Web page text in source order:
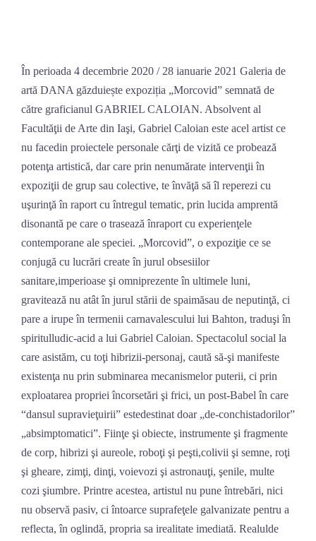
În perioada 4 decembrie 2020 / 28 ianuarie 2021 Galeria de
artă DANA găzduiește expoziția „Morcovid” semnată de
către graficianul GABRIEL CALOIAN. Absolvent al
Facultăţii de Arte din Iaşi, Gabriel Caloian este acel artist ce
nu facedin proiectele personale cărţi de vizită ce probează
potenţa artistică, dar care prin nenumărate intervenţii în
expoziţii de grup sau colective, te învăţă să îl reperezi cu
uşurinţă în raport cu întregul tematic, prin lucida amprentă
disonantă pe care o trasează înraport cu experienţele
contemporane ale speciei. „Morcovid”, o expoziţie ce se
conjugă cu lucrări create în jurul obsesiilor
sanitare,imperioase şi omniprezente în ultimele luni,
gravitează nu atât în jurul stării de spaimăsau de neputinţă, ci
pare a irupe în termenii carnavalescului lui Bahton, traduşi în
spiritulludic-acid a lui Gabriel Caloian. Spectacolul social la
care asistăm, cu toţi hibrizii-personaj, caută să-şi manifeste
existenţa nu prin subminarea mecanismelor puterii, ci prin
exploatarea propriei încorsetări şi frici, un post-Babel în care
“dansul supravieţuirii” estedestinat doar „de-conchistadorilor”
„absimptomatici”. Fiinţe şi obiecte, instrumente şi fragmente
de corp, hibrizi şi aureole, roboţi şi peşti,colivii şi semne, roţi
şi gheare, zimţi, dinţi, voievozi şi astronauţi, şenile, multe
cozi şiumbre. Printre acestea, artistul nu pune întrebări, nici
nu observă pasiv, ci întoarce suprafeţele galvanizate pentru a
reflecta, în oglindă, propria sa irealitate imediată. Realulde